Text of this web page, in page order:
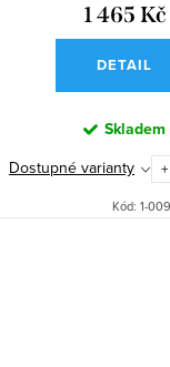
1 465 Kč
DETAIL
Skladem
Dostupné varianty
Kód: 1-